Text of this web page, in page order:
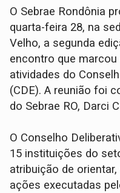
O Sebrae Rondônia
quarta-feira 28, na
Velho, a segunda
encontro que
atividades do
(CDE). A reunião foi
do Sebrae RO, Darci
O Conselho
15 instituições do
atribuição de
ações executadas